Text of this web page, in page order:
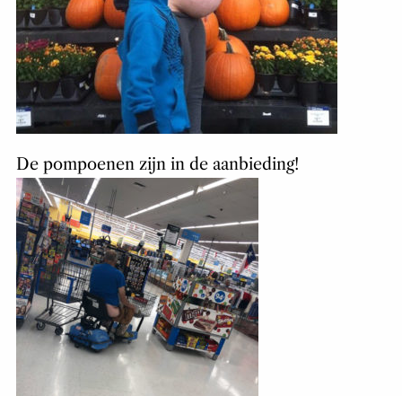
De pompoenen zijn in de aanbieding!